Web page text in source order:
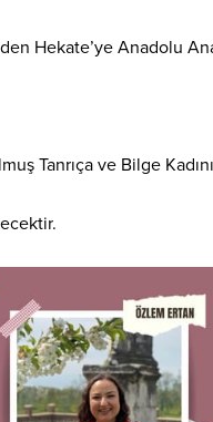
Hekate’ye Anadolu Ana
Tanrıça ve Bilge